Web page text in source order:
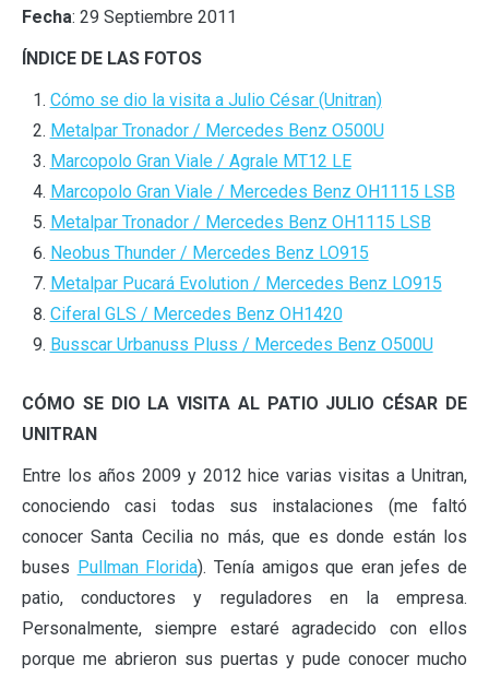
Fecha: 29 Septiembre 2011
ÍNDICE DE LAS FOTOS
Cómo se dio la visita a Julio César (Unitran)
Metalpar Tronador / Mercedes Benz O500U
Marcopolo Gran Viale / Agrale MT12 LE
Marcopolo Gran Viale / Mercedes Benz OH1115 LSB
Metalpar Tronador / Mercedes Benz OH1115 LSB
Neobus Thunder / Mercedes Benz LO915
Metalpar Pucará Evolution / Mercedes Benz LO915
Ciferal GLS / Mercedes Benz OH1420
Busscar Urbanuss Pluss / Mercedes Benz O500U
CÓMO SE DIO LA VISITA AL PATIO JULIO CÉSAR DE
UNITRAN
Entre los años 2009 y 2012 hice varias visitas a Unitran,
conociendo casi todas sus instalaciones (me faltó
conocer Santa Cecilia no más, que es donde están los
buses Pullman Florida). Tenía amigos que eran jefes de
patio, conductores y reguladores en la empresa.
Personalmente, siempre estaré agradecido con ellos
porque me abrieron sus puertas y pude conocer mucho